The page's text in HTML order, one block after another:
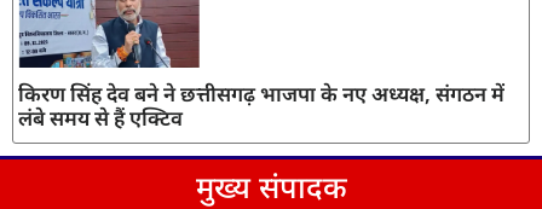
किरण सिंह देव बने ने छत्तीसगढ़ भाजपा के नए अध्यक्ष, संगठन में
लंबे समय से हैं एक्टिव
मुख्य संपादक